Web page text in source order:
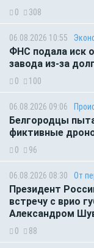
0 308
06.08.2026 10:55
ФНС подала иск
завода из-за
0 100
06.08.2026 09:06
Белгородцы
фиктивные
0 96
06.08.2026 08:30 От
Президент
встречу с врио
Александром
0 88